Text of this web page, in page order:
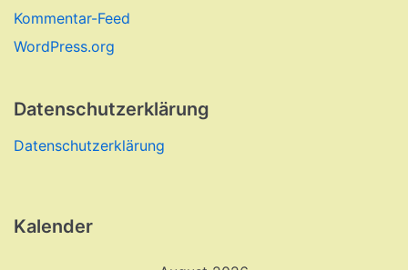
Kommentar-Feed
WordPress.org
Datenschutzerklärung
Datenschutzerklärung
Kalender